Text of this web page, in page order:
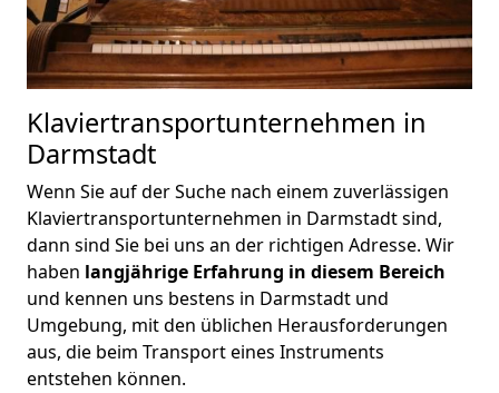
Klaviertransportunternehmen in
Darmstadt
Wenn Sie auf der Suche nach einem zuverlässigen
Klaviertransportunternehmen in Darmstadt sind,
dann sind Sie bei uns an der richtigen Adresse. Wir
haben langjährige Erfahrung in diesem Bereich
und kennen uns bestens in Darmstadt und
Umgebung, mit den üblichen Herausforderungen
aus, die beim Transport eines Instruments
entstehen können.